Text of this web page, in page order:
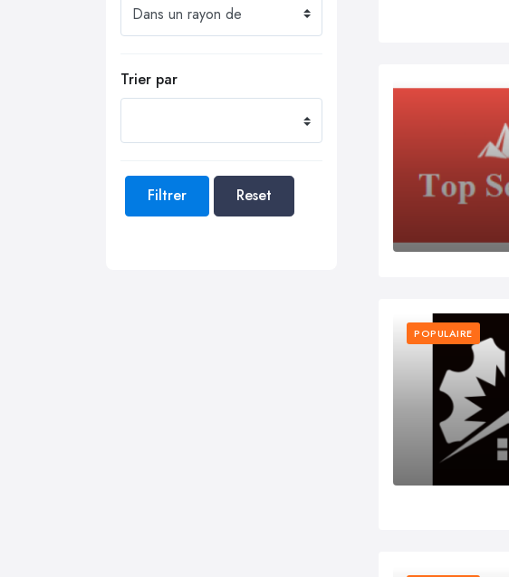
Trier par
Filtrer Reset
POPULAIRE